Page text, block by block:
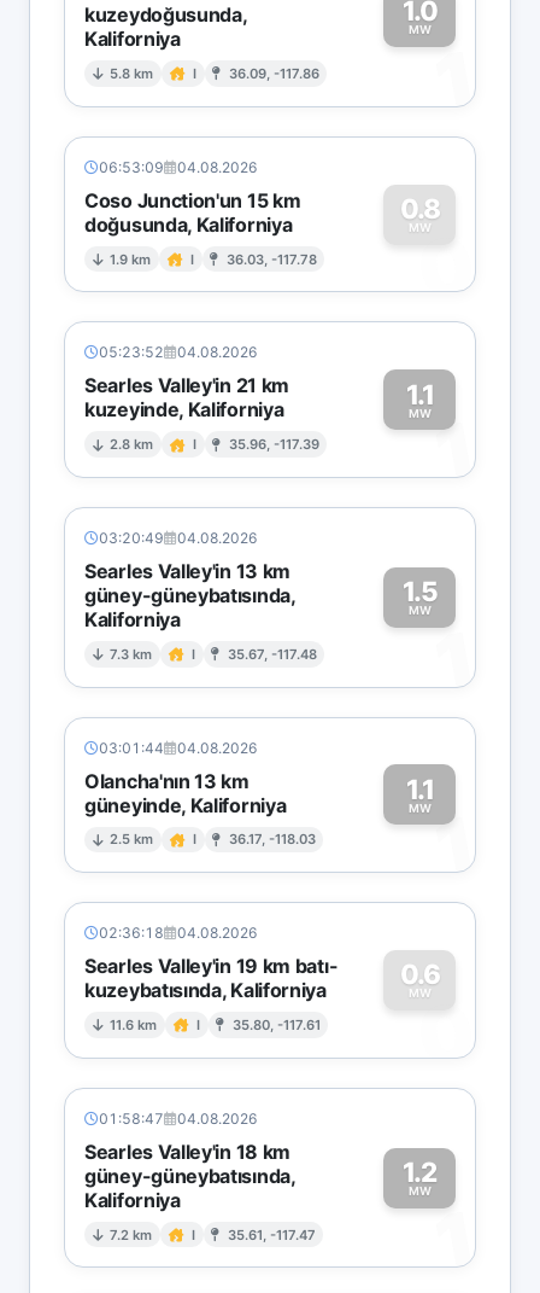
kuzeydoğusunda,
Kaliforniya
5.8 km I 36.09, -117.86
1.0
MW
1
06:53:09 04.08.2026
Coso Junction'un 15 km
doğusunda, Kaliforniya
1.9 km I 36.03, -117.78
0.8
MW
0
05:23:52 04.08.2026
Searles Valley'in 21 km
kuzeyinde, Kaliforniya
2.8 km I 35.96, -117.39
1.1
MW1
03:20:49 04.08.2026
Searles Valley'in 13 km
güney-güneybatısında,
Kaliforniya
7.3 km I 35.67, -117.48
1.5
MW
1
03:01:44 04.08.2026
Olancha'nın 13 km
güneyinde, Kaliforniya
2.5 km I 36.17, -118.03
1.1
MW1
02:36:18 04.08.2026
Searles Valley'in 19 km batı-
kuzeybatısında, Kaliforniya
11.6 km I 35.80, -117.61
0.6
MW
0
01:58:47 04.08.2026
Searles Valley'in 18 km
güney-güneybatısında,
Kaliforniya
7.2 km I 35.61, -117.47
1.2
MW
1